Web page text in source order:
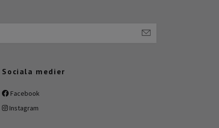
Sociala medier
Facebook
Instagram